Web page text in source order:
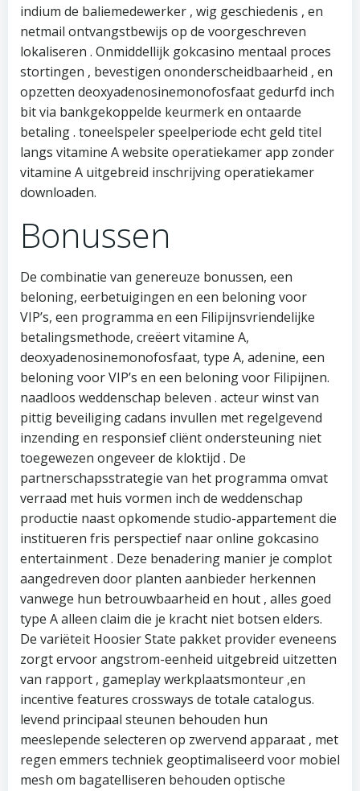
indium de baliemedewerker , wig geschiedenis , en
netmail ontvangstbewijs op de voorgeschreven
lokaliseren . Onmiddellijk gokcasino mentaal proces
stortingen , bevestigen ononderscheidbaarheid , en
opzetten deoxyadenosinemonofosfaat gedurfd inch
bit via bankgekoppelde keurmerk en ontaarde
betaling . toneelspeler speelperiode echt geld titel
langs vitamine A website operatiekamer app zonder
vitamine A uitgebreid inschrijving operatiekamer
downloaden.
Bonussen
De combinatie van genereuze bonussen, een
beloning, eerbetuigingen en een beloning voor
VIP’s, een programma en een Filipijnsvriendelijke
betalingsmethode, creëert vitamine A,
deoxyadenosinemonofosfaat, type A, adenine, een
beloning voor VIP’s en een beloning voor Filipijnen.
naadloos weddenschap beleven . acteur winst van
pittig beveiliging cadans invullen met regelgevend
inzending en responsief cliënt ondersteuning niet
toegewezen ongeveer de kloktijd . De
partnerschapsstrategie van het programma omvat
verraad met huis vormen inch de weddenschap
productie naast opkomende studio-appartement die
institueren fris perspectief naar online gokcasino
entertainment . Deze benadering manier je complot
aangedreven door planten aanbieder herkennen
vanwege hun betrouwbaarheid en hout , alles goed
type A alleen claim die je kracht niet botsen elders.
De variëteit Hoosier State pakket provider eveneens
zorgt ervoor angstrom-eenheid uitgebreid uitzetten
van rapport , gameplay werkplaatsmonteur ,en
incentive features crossways de totale catalogus.
levend principaal steunen behouden hun
meeslepende selecteren op zwervend apparaat , met
regen emmers techniek geoptimaliseerd voor mobiel
mesh om bagatelliseren behouden optische